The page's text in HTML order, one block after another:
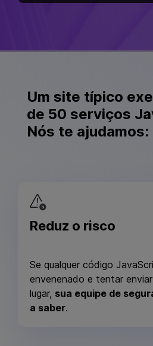
Um site típico
de 50 serviços
Nós te ajudamos:
Reduz o risco
Se qualquer código
envenenado e tentar
lugar, sua equipe de
a saber.